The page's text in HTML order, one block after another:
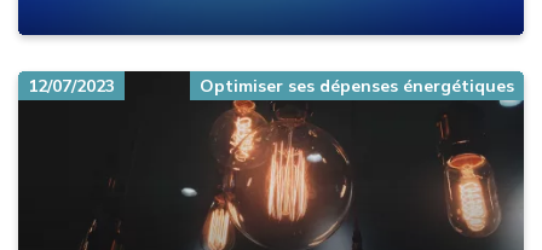
12/07/2023 Optimiser ses dépenses énergétiques